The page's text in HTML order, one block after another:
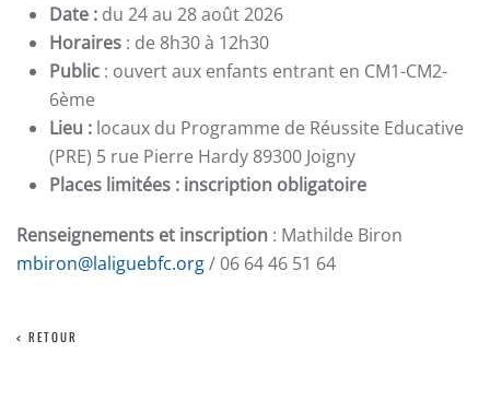
Date : du 24 au 28 août 2026
Horaires : de 8h30 à 12h30
Public : ouvert aux enfants entrant en CM1-CM2-
6ème
Lieu : locaux du Programme de Réussite Educative
(PRE) 5 rue Pierre Hardy 89300 Joigny
Places limitées : inscription obligatoire
Renseignements et inscription : Mathilde Biron
mbiron@laliguebfc.org/ 06 64 46 51 64
< RETOUR